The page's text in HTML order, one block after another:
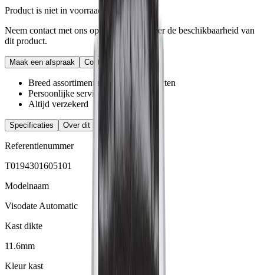
Product is niet in voorraad.
Neem contact met ons op voor vragen over de beschikbaarheid van
dit product.
Maak een afspraak Contact
Breed assortiment merken en producten
Persoonlijke service
Altijd verzekerd
Specificaties Over dit horloge
Referentienummer
T0194301605101
Modelnaam
Visodate Automatic
Kast dikte
11.6mm
Kleur kast